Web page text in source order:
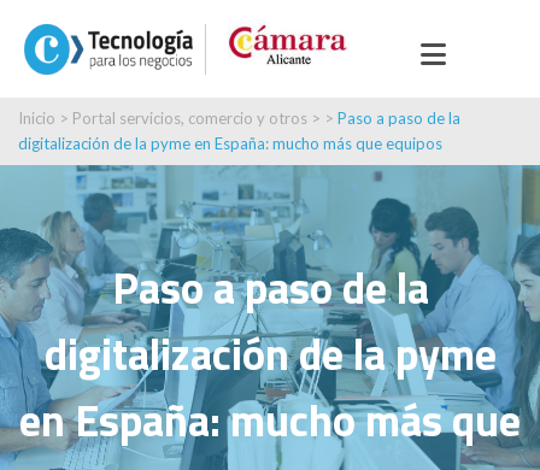
Inicio > Portal servicios, comercio y otros > > Paso a paso de la
digitalización de la pyme en España: mucho más que equipos
Paso a paso de la
digitalización de la pyme
en España: mucho más que